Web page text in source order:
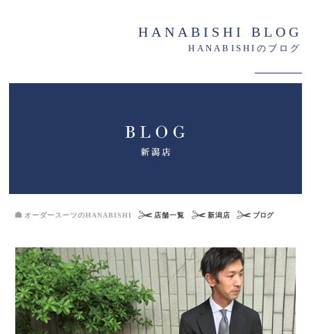
HANABISHI BLOG
HANABISHIのブログ
オーダースーツのHANABISHI 店舗一覧 新潟店 ブログ